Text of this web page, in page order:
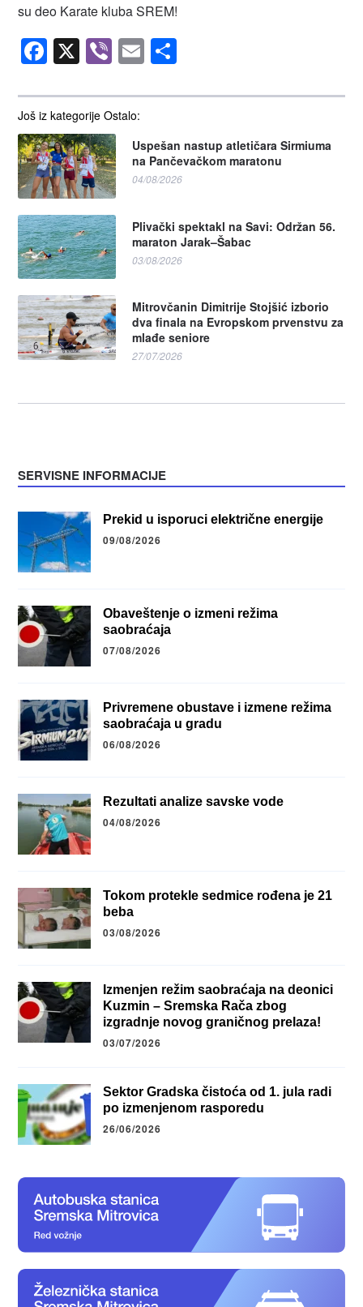
Još iz kategorije Ostalo:
Uspešan nastup atletičara Sirmiuma
na Pančevačkom maratonu
04/08/2026
Plivački spektakl na Savi: Održan 56.
maraton Jarak–Šabac
03/08/2026
Mitrovčanin Dimitrije Stojšić izborio
dva finala na Evropskom prvenstvu za
mlađe seniore
27/07/2026
su deo Karate kluba SREM!
Facebook
X ViberEmail
SERVISNE INFORMACIJE
Prekid u isporuci električne energije
09/08/2026
Obaveštenje o izmeni režima
saobraćaja
07/08/2026
Privremene obustave i izmene režima
saobraćaja u gradu
06/08/2026
Rezultati analize savske vode
04/08/2026
Tokom protekle sedmice rođena je 21
beba
03/08/2026
Izmenjen režim saobraćaja na deonici
Kuzmin – Sremska Rača zbog
izgradnje novog graničnog prelaza!
03/07/2026
Sektor Gradska čistoća od 1. jula radi
po izmenjenom rasporedu
26/06/2026